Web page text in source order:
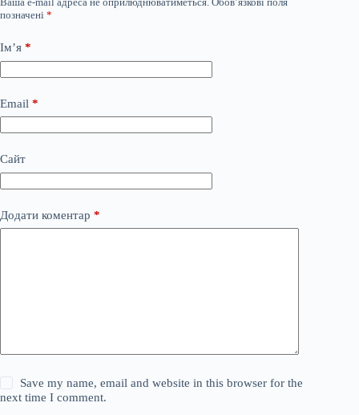
позначені *
Ім’я *
Email *
Сайт
Додати коментар *
Save my name, email and website in this browser for the
next time I comment.